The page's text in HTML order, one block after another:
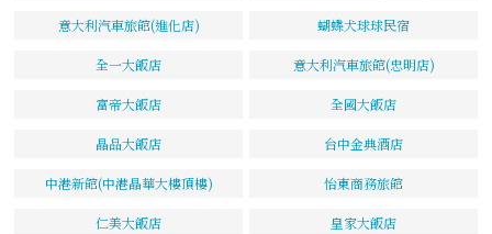
意大利汽車旅館(進化店) 蝴蝶犬球球民宿
全一大飯店 意大利汽車旅館(忠明店)
富帝大飯店 全國大飯店
晶品大飯店 台中金典酒店
中港新館(中港晶華大樓頂樓) 怡東商務旅館
仁美大飯店 皇家大飯店